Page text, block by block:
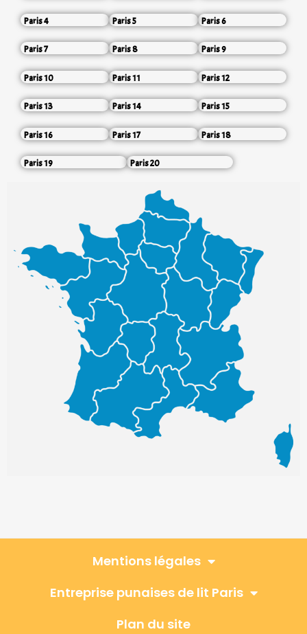
Paris 4 Paris 5 Paris 6
Paris 7 Paris 8 Paris 9
Paris 10 Paris 11 Paris 12
Paris 13 Paris 14 Paris 15
Paris 16 Paris 17 Paris 18
Paris 19 Paris 20
Mentions légales
Entreprise punaises de lit Paris
Plan du site